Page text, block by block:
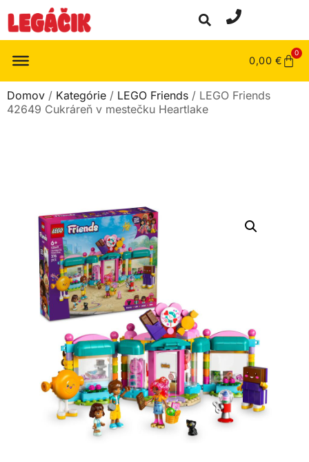
0,00 €
0
Domov / Kategórie / LEGO Friends / LEGO Friends
42649 Cukráreň v mestečku Heartlake